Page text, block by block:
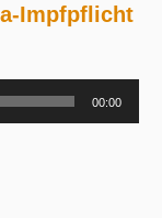
Impfpflicht
00:00